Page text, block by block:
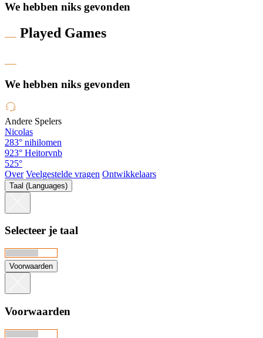
We hebben niks gevonden
Played Games
We hebben niks gevonden
Andere Spelers
Nicolas
283° nihilomen
923° Heitorvnb
525°
Over Veelgestelde vragen Ontwikkelaars
Taal (Languages)
Selecteer je taal
Voorwaarden
Voorwaarden